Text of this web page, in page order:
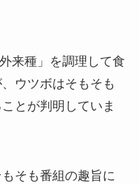
来種」を調理して食
ウツボはそもそも
とが判明していま
そも番組の趣旨に